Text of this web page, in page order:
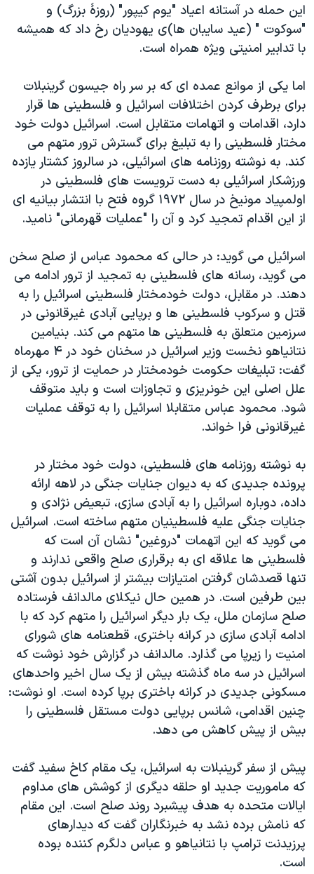
این حمله در آستانه اعیاد "یوم کیپور" (روزۀ بزرگ) و
"سوکوت " (عید سایبان ها)ی یهودیان رخ داد که همیشه
با تدابیر امنیتی ویژه همراه است.
اما یکی از موانع عمده ای که بر سر راه جیسون گرینبلات
برای برطرف کردن اختلافات اسرائیل و فلسطینی ها قرار
دارد، اقدامات و اتهامات متقابل است. اسرائیل دولت خود
مختار فلسطینی را به تبلیغ برای گسترش ترور متهم می
کند. به نوشته روزنامه های اسرائیلی، در سالروز کشتار یازده
ورزشکار اسرائیلی به دست ترویست های فلسطینی در
اولمپیاد مونیخ در سال ۱۹۷۲ گروه فتح با انتشار بیانیه ای
از این اقدام تمجید کرد و آن را "عملیات قهرمانی" نامید.
اسرائیل می گوید: در حالی که محمود عباس از صلح سخن
می گوید، رسانه های فلسطینی به تمجید از ترور ادامه می
دهند. در مقابل، دولت خودمختار فلسطینی اسرائیل را به
قتل و سرکوب فلسطینی ها و برپایی آبادی غیرقانونی در
سرزمین متعلق به فلسطینی ها متهم می کند. بنیامین
نتانیاهو نخست وزیر اسرائیل در سخنان خود در ۴ مهرماه
گفت: تبلیغات حکومت خودمختار در حمایت از ترور، یکی از
علل اصلی این خونریزی و تجاوزات است و باید متوقف
شود. محمود عباس متقابلا اسرائیل را به توقف عملیات
غیرقانونی فرا خواند.
به نوشته روزنامه های فلسطینی، دولت خود مختار در
پرونده جدیدی که به دیوان جنایات جنگی در لاهه ارائه
داده، دوباره اسرائیل را به آبادی سازی، تبعیض نژادی و
جنایات جنگی علیه فلسطینیان متهم ساخته است. اسرائیل
می گوید که این اتهمات "دروغین" نشان آن است که
فلسطینی ها علاقه ای به برقراری صلح واقعی ندارند و
تنها قصدشان گرفتن امتیازات بیشتر از اسرائیل بدون آشتی
بین طرفین است. در همین حال نیکلای مالدانف فرستاده
صلح سازمان ملل، یک بار دیگر اسرائیل را متهم کرد که با
ادامه آبادی سازی در کرانه باختری، قطعنامه های شورای
امنیت را زیرپا می گذارد. مالدانف در گزارش خود نوشت که
اسرائیل در سه ماه گذشته بیش از یک سال اخیر واحدهای
مسکونی جدیدی در کرانه باختری برپا کرده است. او نوشت:
چنین اقدامی، شانس برپایی دولت مستقل فلسطینی را
بیش از پیش کاهش می دهد.
پیش از سفر گرینبلات به اسرائیل، یک مقام کاخ سفید گفت
که ماموریت جدید او حلقه دیگری از کوشش های مداوم
ایالات متحده به هدف پیشبرد روند صلح است. این مقام
که نامش برده نشد به خبرنگاران گفت که دیدارهای
پرزیدنت ترامپ با نتانیاهو و عباس دلگرم کننده بوده
است.